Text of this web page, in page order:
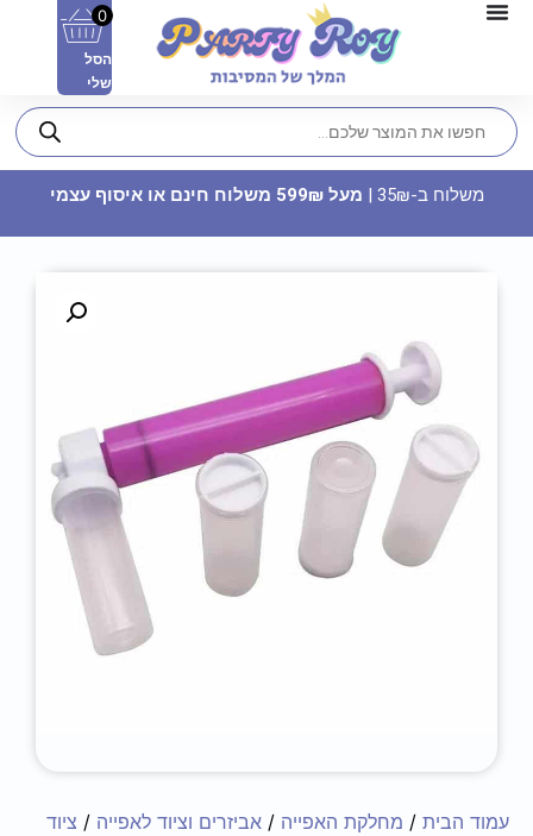
צלחות נייר מתכלה קטנות - חמור
7.90₪
ADD
0
הסל
שלי
משלוח ב-35₪ | מעל 599₪ משלוח חינם או איסוף עצמי
עמוד הבית / מחלקת האפייה / אביזרים וציוד לאפייה / ציוד